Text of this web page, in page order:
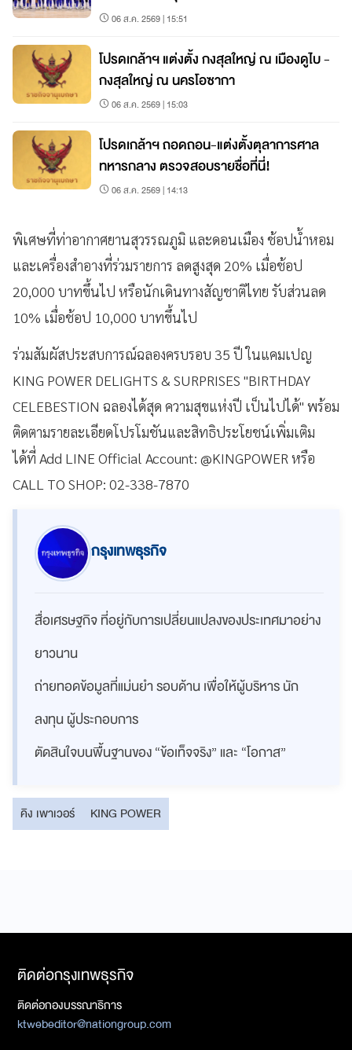
06 ส.ค. 2569 | 15:51
โปรดเกล้าฯ แต่งตั้ง กงสุลใหญ่ ณ เมืองดูไบ -
กงสุลใหญ่ ณ นครโอซากา
06 ส.ค. 2569 | 15:03
โปรดเกล้าฯ ถอดถอน-แต่งตั้งตุลาการศาล
ทหารกลาง ตรวจสอบรายชื่อที่นี่!
06 ส.ค. 2569 | 14:13
พิเศษที่ท่าอากาศยานสุวรรณภูมิ และดอนเมือง ช้อปน้ำหอม
และเครื่องสำอางที่ร่วมรายการ ลดสูงสุด 20% เมื่อช้อป
20,000 บาทขึ้นไป หรือนักเดินทางสัญชาติไทย รับส่วนลด
10% เมื่อช้อป 10,000 บาทขึ้นไป
ร่วมสัมผัสประสบการณ์ฉลองครบรอบ 35 ปี ในแคมเปญ
KING POWER DELIGHTS & SURPRISES "BIRTHDAY
CELEBESTION ฉลองได้สุด ความสุขแห่งปี เป็นไปได้" พร้อม
ติดตามรายละเอียดโปรโมชันและสิทธิประโยชน์เพิ่มเติม
ได้ที่ Add LINE Official Account: @KINGPOWER หรือ
CALL TO SHOP: 02-338-7870
กรุงเทพธุรกิจ
สื่อเศรษฐกิจ ที่อยู่กับการเปลี่ยนแปลงของประเทศมาอย่าง
ยาวนาน
ถ่ายทอดข้อมูลที่แม่นยำ รอบด้าน เพื่อให้ผู้บริหาร นัก
ลงทุน ผู้ประกอบการ
ตัดสินใจบนพื้นฐานของ “ข้อเท็จจริง” และ “โอกาส”
คิง เพาเวอร์ KING POWER
ติดต่อกรุงเทพธุรกิจ
ติดต่อกองบรรณาธิการ
ktwebeditor@nationgroup.com